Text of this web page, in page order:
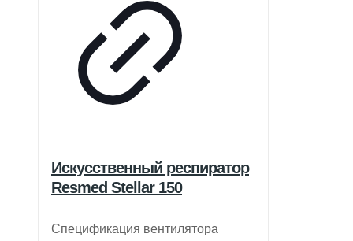
Искусственный респиратор
Resmed Stellar 150
Спецификация вентилятора